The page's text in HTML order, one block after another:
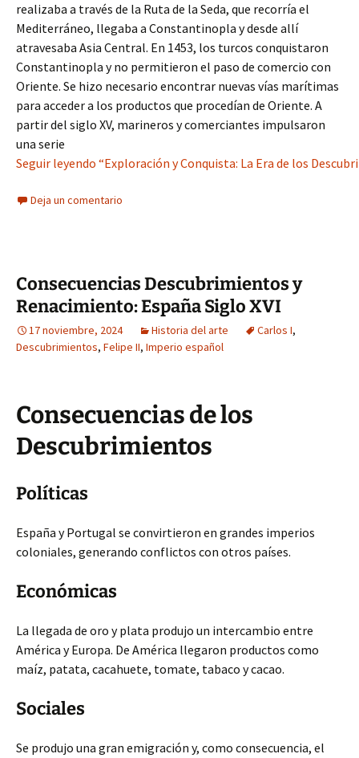
realizaba a través de la Ruta de la Seda, que recorría el
Mediterráneo, llegaba a Constantinopla y desde allí
atravesaba Asia Central. En 1453, los turcos conquistaron
Constantinopla y no permitieron el paso de comercio con
Oriente. Se hizo necesario encontrar nuevas vías marítimas
para acceder a los productos que procedían de Oriente. A
partir del siglo XV, marineros y comerciantes impulsaron
una serie
Seguir leyendo “Exploración y Conquista: La Era de los
Deja un comentario
Consecuencias Descubrimientos y
Renacimiento: España Siglo XVI
17 noviembre, 2024 Historia del arte Carlos I,
Descubrimientos, Felipe II, Imperio español
Consecuencias de los
Descubrimientos
Políticas
España y Portugal se convirtieron en grandes imperios
coloniales, generando conflictos con otros países.
Económicas
La llegada de oro y plata produjo un intercambio entre
América y Europa. De América llegaron productos como
maíz, patata, cacahuete, tomate, tabaco y cacao.
Sociales
Se produjo una gran emigración y, como consecuencia, el